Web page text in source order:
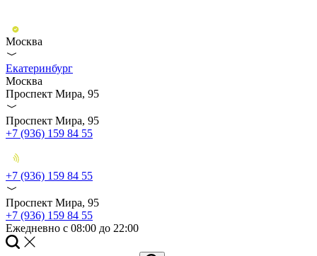
Москва
Екатеринбург
Москва
Проспект Мира, 95
Проспект Мира, 95
+7 (936) 159 84 55
+7 (936) 159 84 55
Проспект Мира, 95
+7 (936) 159 84 55
Ежедневно с 08:00 до 22:00